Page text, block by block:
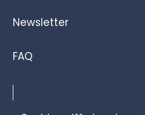
Newsletter
FAQ